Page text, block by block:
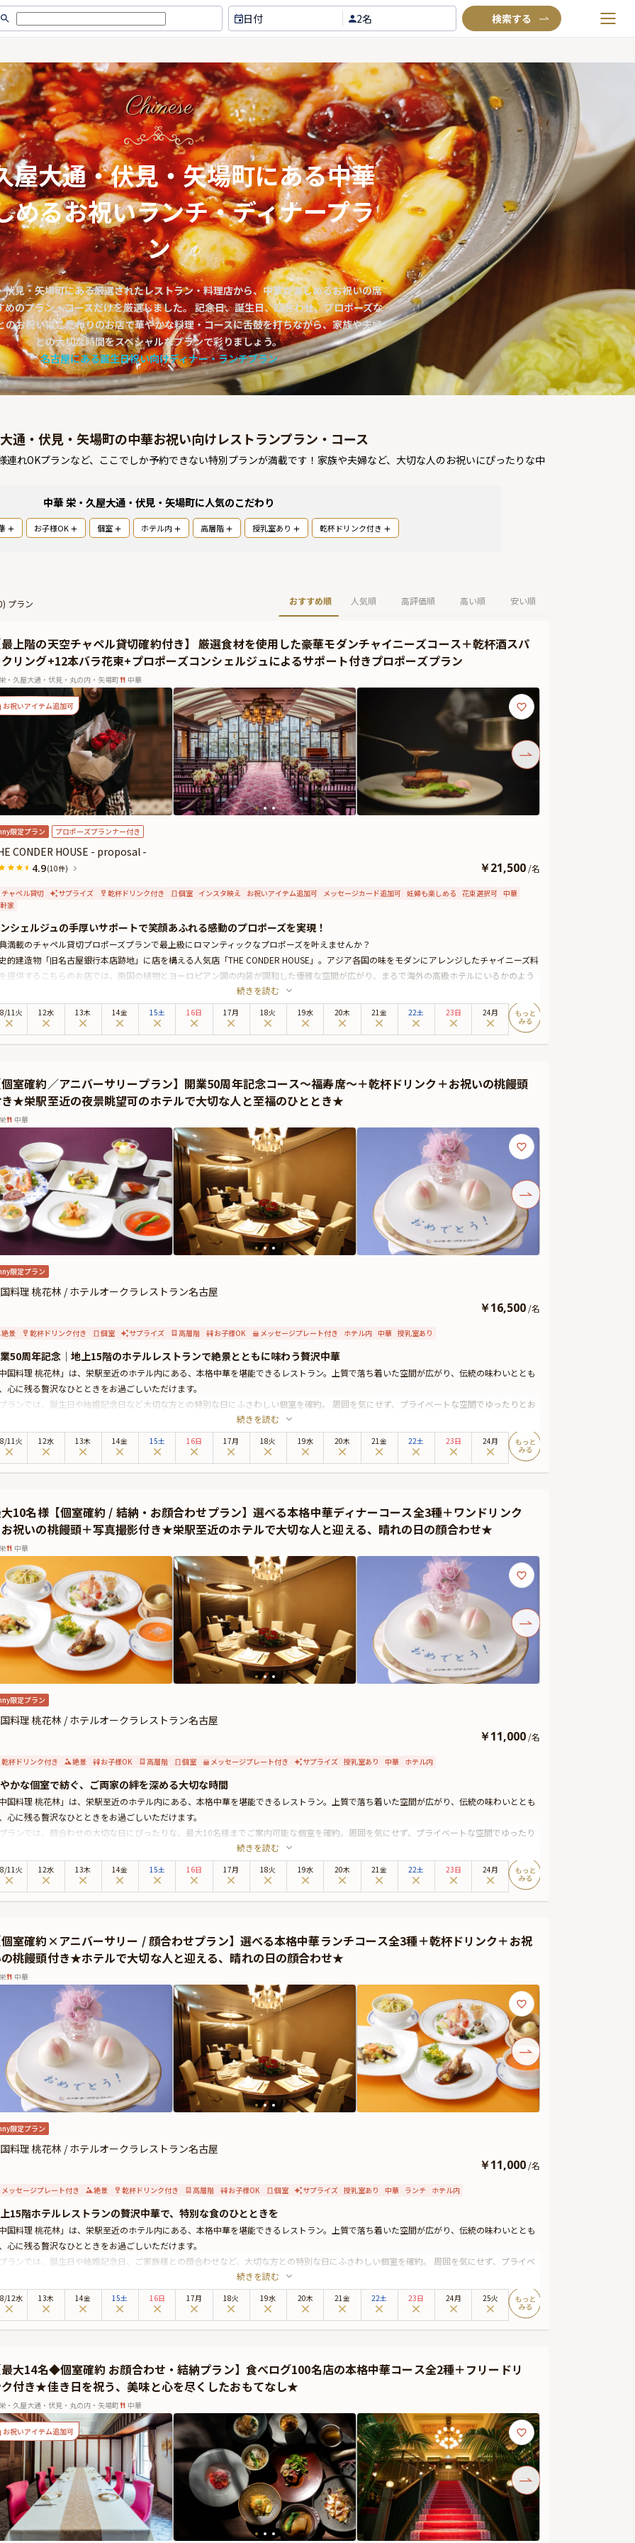
日付 2名
閲覧履歴
TOP
Annyお祝い体験について
Annyお祝いアイテムについて
よくあるご質問
お問い合わせ
Chinese
屋大通・伏見・矢場町にある中華
めるお祝いランチ・ディナープラ
ン
伏見・矢場町にある厳選されたレストラン・料理店から、中華が楽しめるお祝いの席
めのプラン・コースだけを厳選しました。 記念日、誕生日、顔合わせ、プロポーズな
のお祝いはこだわりのお店で華やかな料理・コースに舌鼓を打ちながら、家族や夫婦
との大切な時間をスペシャルなプランで彩りましょう。
名古屋にある誕生日祝い向けディナー・ランチプラン
通・伏見・矢場町の中華お祝い向けレストランプラン・コース
れOKプランなど、ここでしか予約できない特別プランが満載です！家族や夫婦など、大切な人のお祝いにぴったりな中
中華 栄・久屋大通・伏見・矢場町に人気のこだわり
お子様OK 個室 ホテル内 高層階 授乳室あり 乾杯ドリンク付き
おすすめ順 人気順 高評価順 高い順 安い順
) プラン
最上階の天空チャペル貸切確約付き】 厳選食材を使用した豪華モダンチャイニーズコース＋乾杯酒スパ
リング+12本バラ花束+プロポーズコンシェルジュによるサポート付きプロポーズプラン
栄・久屋大通・伏見・丸の内・矢場町 中華
お祝いアイテム追加可
限定プラン プロポーズプランナー付き
CONDER HOUSE - proposal -
4.9(10件) ￥21,500 /名
チャペル貸切 サプライズ 乾杯ドリンク付き 個室 インスタ映え お祝いアイテム追加可 メッセージカード追加可 妊婦も楽しめる 花束選択可 中華
家
シェルジュの手厚いサポートで笑顔あふれる感動のプロポーズを実現！
満載のチャペル貸切プロポーズプランで最上級にロマンティックなプロポーズを叶えませんか？
的建造物「旧名古屋銀行本店跡地」に店を構える人気店「THE CONDER HOUSE」。アジア各国の味をモダンにアレンジしたチャイニーズ料
提供するこちらのお店では、南国の植物とヨーロピアン調の内装が調和した優雅な空間が広がり、まるで海外の高級ホテルにいるかのよう
は、プロポーズまでの雰囲気づくりに最適な広々としたダイニングの円卓席へご案内いたします。
き状況により個室へのご案内も可能でございます。ご希望の場合は、ご予約時にリクエスト欄へご記入ください。
ランでは、乾杯酒で華やかな乾杯をした後、北京ダックやフカヒレ、近江牛など、厳選食材の旨味を引き出した贅沢なモダンチャイニーズ
食事後は貸切チャペルへと移動し、いよいよプロポーズの瞬間が訪れます。神聖なチャペルは、お二人だけのプライベート空間。周囲の目を
せず、大切な想いを伝えることができます。
ランには、プロポーズに欠かせない「12本のバラの花束」や、演出をサポートするプロポーズコンシェルジュ付きのため安心して当日を迎
れる特典も満載です。
ひ、本プランでいつまでも心に残る特別なプロポーズのひとときをお過ごしください。
続きを読む
/11火 12水 13木 14金 15土 16日 17月 18火 19水 20木 21金 22土 23日 24月
個室確約／アニバーサリープラン】開業50周年記念コース～福寿席～＋乾杯ドリンク＋お祝いの桃饅頭
★栄駅至近の夜景眺望可のホテルで大切な人と至福のひととき★
栄 中華
限定プラン
料理 桃花林 / ホテルオークラレストラン名古屋
￥16,500 /名
絶景 乾杯ドリンク付き 個室 サプライズ 高層階 お子様OK メッセージプレート付き ホテル内 中華 授乳室あり
50周年記念｜地上15階のホテルレストランで絶景とともに味わう贅沢中華
中国料理 桃花林」は、栄駅至近のホテル内にある、本格中華を堪能できるレストラン。上質で落ち着いた空間が広がり、伝統の味わいととも
心に残る贅沢なひとときをお過ごしいただけます。
ランでは、誕生日や結婚記念日など大切な方との特別な日にふさわしい個室を確約。 周囲を気にせず、プライベートな空間でゆったりとお
理は、開業50周年を記念して、伝統の技と旬の恵みが織りなす本格中華コースをご用意。 美しい盛り付けとともに、特別な日を華やかに彩
美食の数々をご堪能ください。
に、大切な日の特典として、乾杯ドリンクや、縁起の良い桃饅頭をご用意。桃饅頭にはお好きなメッセージを添えられるため、心を込めた
続きを読む
/11火 12水 13木 14金 15土 16日 17月 18火 19水 20木 21金 22土 23日 24月
10名様【個室確約 / 結納・お顔合わせプラン】選べる本格中華ディナーコース全3種＋ワンドリンク
お祝いの桃饅頭＋写真撮影付き★栄駅至近のホテルで大切な人と迎える、晴れの日の顔合わせ★
栄 中華
限定プラン
料理 桃花林 / ホテルオークラレストラン名古屋
￥11,000 /名
乾杯ドリンク付き 絶景 お子様OK 高層階 個室 メッセージプレート付き サプライズ 授乳室あり 中華 ホテル内
かな個室で紡ぐ、ご両家の絆を深める大切な時間
中国料理 桃花林」は、栄駅至近のホテル内にある、本格中華を堪能できるレストラン。上質で落ち着いた空間が広がり、伝統の味わいととも
心に残る贅沢なひとときをお過ごしいただけます。
ランでは、顔合わせの大切な日にぴったりな、最大10名様までご案内可能な個室を確約。周囲を気にせず、プライベートな空間でゆったり
理は、伝統の技と旬の恵みが織りなす、選べる3種類の本格中華コースをご用意。 ふかひれやペキンダック、季節の海鮮料理など、シェフが
選した上質な食材を使用し、コースごとに趣向を凝らした逸品をご提供いたします。美しい盛り付けとともに、特別な日を華やかに彩る美食
々をご堪能ください。
テルレストランならではの洗練されたおもてなしと、上質な空間で、大切な方との顔合わせを心温まるひとときに演出します。
続きを読む
/11火 12水 13木 14金 15土 16日 17月 18火 19水 20木 21金 22土 23日 24月
個室確約×アニバーサリー / 顔合わせプラン】選べる本格中華ランチコース全3種＋乾杯ドリンク＋お祝
桃饅頭付き★ホテルで大切な人と迎える、晴れの日の顔合わせ★
栄 中華
限定プラン
料理 桃花林 / ホテルオークラレストラン名古屋
￥11,000 /名
メッセージプレート付き 絶景 乾杯ドリンク付き 高層階 お子様OK 個室 サプライズ 授乳室あり 中華 ランチ ホテル内
15階ホテルレストランの贅沢中華で、特別な食のひとときを
中国料理 桃花林」は、栄駅至近のホテル内にある、本格中華を堪能できるレストラン。上質で落ち着いた空間が広がり、伝統の味わいととも
心に残る贅沢なひとときをお過ごしいただけます。
ランでは、誕生日や結婚記念日、ご家族様との顔合わせなど、大切な方との特別な日にふさわしい個室を確約。 周囲を気にせず、プライベ
理は、伝統の技と旬の恵みが織りなす、選べる3種類の本格中華コースをご用意。 ふかひれやペキンダック、季節の海鮮料理など、シェフが
選した上質な食材を使用し、コースごとに趣向を凝らした逸品をご提供いたします。美しい盛り付けとともに、特別な日を華やかに彩る美食
々をご堪能ください。
テルレストランならではの洗練されたおもてなしと、上質な空間で、大切な方と特別なひとときをお過ごしください。
続きを読む
/12水 13木 14金 15土 16日 17月 18火 19水 20木 21金 22土 23日 24月 25火
最大14名◆個室確約 お顔合わせ・結納プラン】食べログ100名店の本格中華コース全2種＋フリードリ
ク付き★佳き日を祝う、美味と心を尽くしたおもてなし★
栄・久屋大通・伏見・丸の内・矢場町 中華
お祝いアイテム追加可